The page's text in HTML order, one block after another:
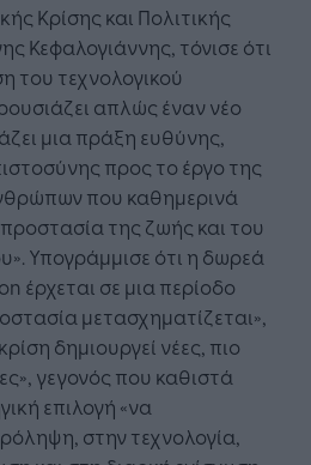
Κρίσης και Πολιτικής
Κεφαλογιάννης, τόνισε ότι
του τεχνολογικού
απλώς έναν νέο
μια πράξη ευθύνης,
προς το έργο της
που καθημερινά
της ζωής και του
Υπογράμμισε ότι η δωρεά
έρχεται σε μια περίοδο
μετασχηματίζεται»,
δημιουργεί νέες, πιο
γεγονός που καθιστά
επιλογή «να
στην τεχνολογία,